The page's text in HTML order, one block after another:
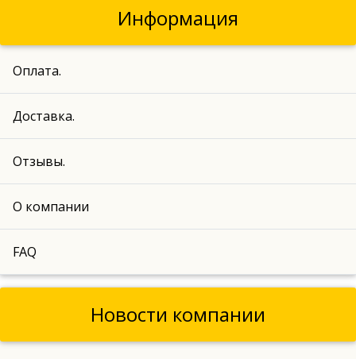
Информация
Оплата.
Доставка.
Отзывы.
О компании
FAQ
Новости компании